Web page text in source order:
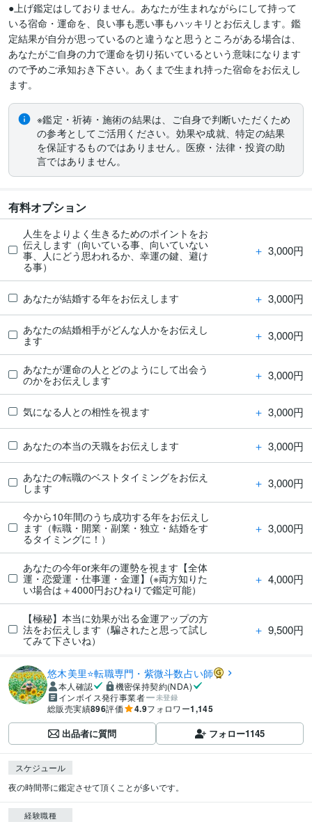
●上げ鑑定はしておりません。あなたが生まれながらにして持って
いる宿命・運命を、良い事も悪い事もハッキリとお伝えします。鑑
定結果が自分が思っているのと違うなと思うところがある場合は、
あなたがご自身の力で運命を切り拓いているという意味になります
ので予めご承知おき下さい。あくまで生まれ持った宿命をお伝えし
ます。
※鑑定・祈祷・施術の結果は、ご自身で判断いただくため
の参考としてご活用ください。効果や成就、特定の結果
を保証するものではありません。医療・法律・投資の助
言ではありません。
有料オプション
人生をよりよく生きるためのポイントをお
伝えします（向いている事、向いていない
事、人にどう思われるか、幸運の鍵、避け
る事）
＋ 3,000円
あなたが結婚する年をお伝えします ＋ 3,000円
あなたの結婚相手がどんな人かをお伝えし
ます
＋ 3,000円
あなたが運命の人とどのようにして出会う
のかをお伝えします
＋ 3,000円
気になる人との相性を視ます ＋ 3,000円
あなたの本当の天職をお伝えします ＋ 3,000円
あなたの転職のベストタイミングをお伝え
します
＋ 3,000円
今から10年間のうち成功する年をお伝えし
ます（転職・開業・副業・独立・結婚をす
るタイミングに！）
＋ 3,000円
あなたの今年or来年の運勢を視ます【全体
運・恋愛運・仕事運・金運】(※両方知りた
い場合は＋4000円おひねりで鑑定可能）
＋ 4,000円
【極秘】本当に効果が出る金運アップの方
法をお伝えします（騙されたと思って試し
てみて下さいね）
＋ 9,500円
悠木美里⭐️転職専門・紫微斗数占い師
本人確認
機密保持契約(NDA)
インボイス発行事業者
未登録
総販売実績896評価 4.9フォロワー1,145
出品者に質問 フォロー1145
スケジュール
夜の時間帯に鑑定させて頂くことが多いです。
経験職種